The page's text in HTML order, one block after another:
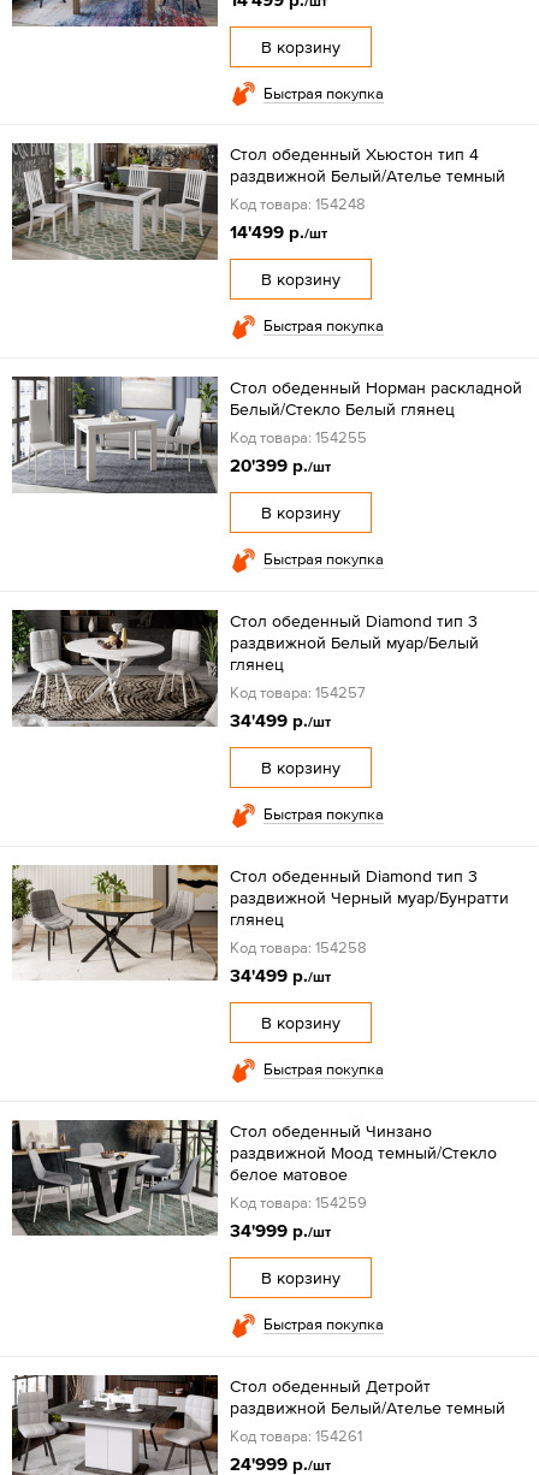
В корзину
Быстрая покупка
Стол обеденный Хьюстон тип 4
раздвижной Белый/Ателье темный
Код товара: 154248
14'499 р./шт
В корзину
Быстрая покупка
Стол обеденный Норман раскладной
Белый/Стекло Белый глянец
Код товара: 154255
20'399 р./шт
В корзину
Быстрая покупка
Стол обеденный Diamond тип 3
раздвижной Белый муар/Белый
глянец
Код товара: 154257
34'499 р./шт
В корзину
Быстрая покупка
Стол обеденный Diamond тип 3
раздвижной Черный муар/Бунратти
глянец
Код товара: 154258
34'499 р./шт
В корзину
Быстрая покупка
Стол обеденный Чинзано
раздвижной Моод темный/Стекло
белое матовое
Код товара: 154259
34'999 р./шт
В корзину
Быстрая покупка
Стол обеденный Детройт
раздвижной Белый/Ателье темный
Код товара: 154261
24'999 р./шт